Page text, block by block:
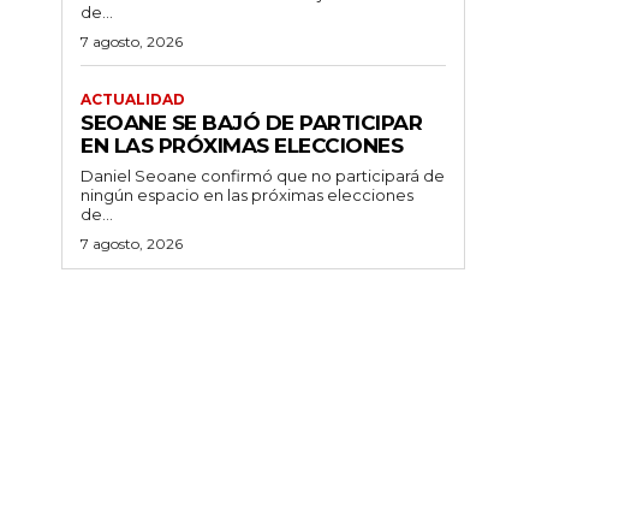
de...
7 agosto, 2026
ACTUALIDAD
SEOANE SE BAJÓ DE PARTICIPAR
EN LAS PRÓXIMAS ELECCIONES
Daniel Seoane confirmó que no participará de
ningún espacio en las próximas elecciones
de...
7 agosto, 2026